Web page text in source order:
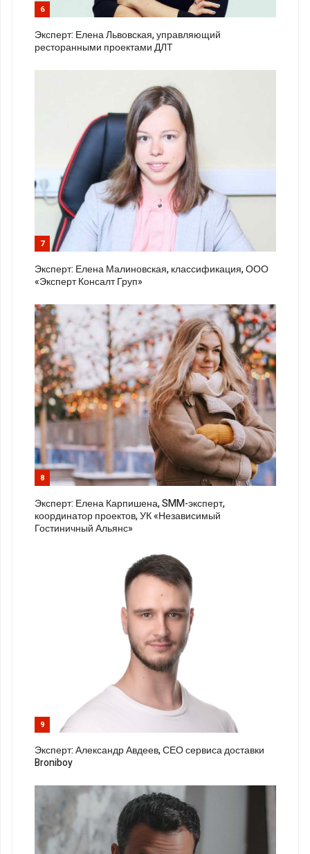
6
Эксперт: Елена Львовская, управляющий
ресторанными проектами ДЛТ
7
Эксперт: Елена Малиновская, классификация, ООО
«Эксперт Консалт Груп»
8
Эксперт: Елена Карпишена, SMM-эксперт,
координатор проектов, УК «Независимый
Гостиничный Альянс»
9
Эксперт: Александр Авдеев, СЕО сервиса доставки
Broniboy